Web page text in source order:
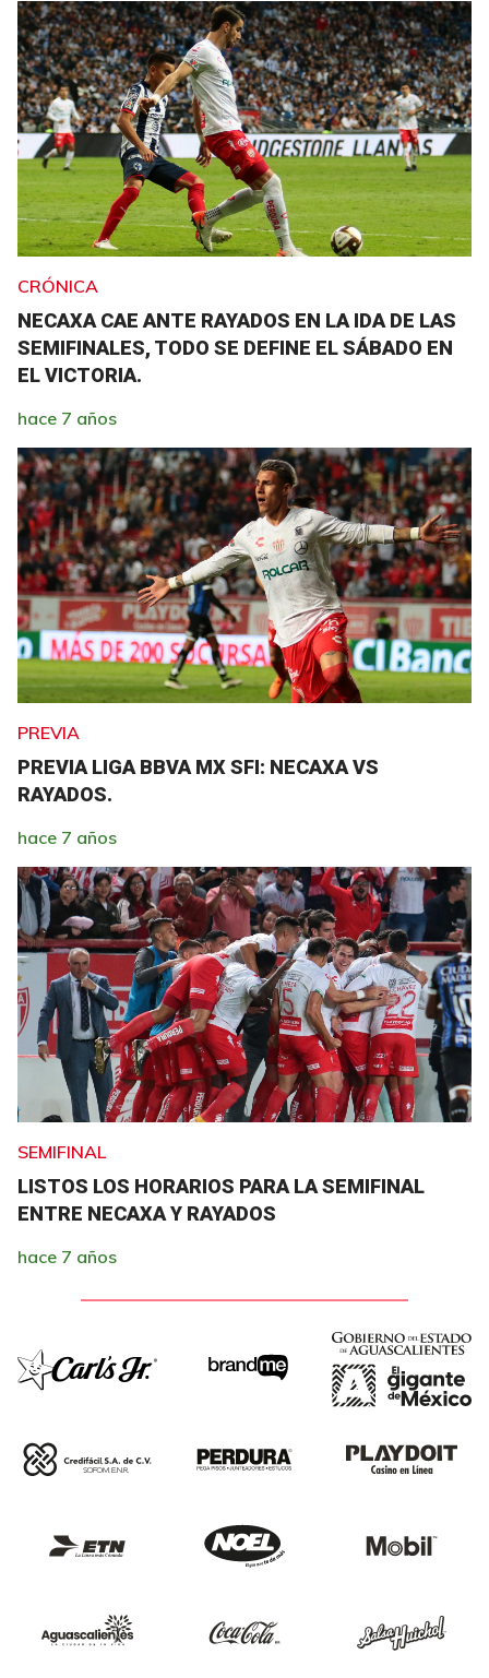
CRÓNICA
NECAXA CAE ANTE RAYADOS EN LA IDA DE LAS
SEMIFINALES, TODO SE DEFINE EL SÁBADO EN
EL VICTORIA.
hace 7 años
PREVIA
PREVIA LIGA BBVA MX SFI: NECAXA VS
RAYADOS.
hace 7 años
SEMIFINAL
LISTOS LOS HORARIOS PARA LA SEMIFINAL
ENTRE NECAXA Y RAYADOS
hace 7 años